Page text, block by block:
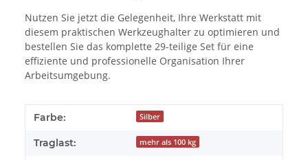
Nutzen Sie jetzt die Gelegenheit, Ihre Werkstatt mit
diesem praktischen Werkzeughalter zu optimieren und
bestellen Sie das komplette 29-teilige Set für eine
effiziente und professionelle Organisation Ihrer
Arbeitsumgebung.
Farbe: Silber
Traglast: mehr als 100 kg